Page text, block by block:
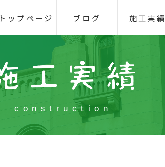
トップページ ブログ 施工実績
construction